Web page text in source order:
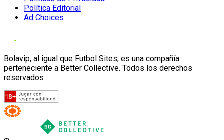
Política Editorial
Ad Choices
Bolavip, al igual que Futbol Sites, es una compañía
perteneciente a Better Collective. Todos los derechos
reservados